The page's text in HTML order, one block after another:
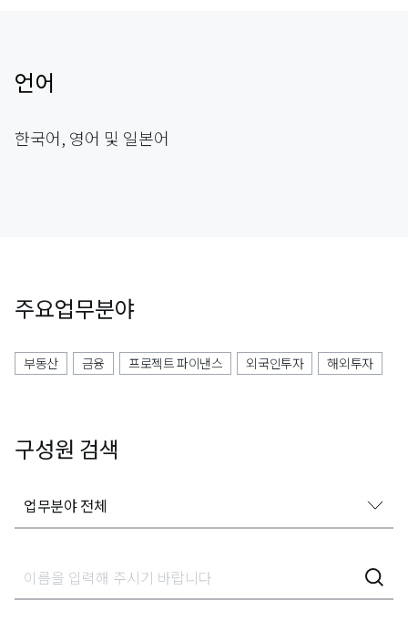
주요업무분야
부동산 금융 프로젝트 파이낸스 외국인투자 해외투자
구성원 검색
업무분야 전체
가사상속분쟁
언어
한국어, 영어 및 일본어